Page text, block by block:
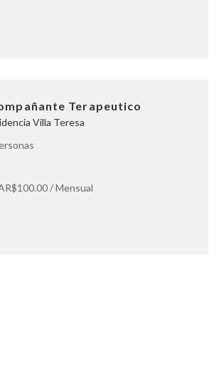
Terapeutico
Villa Teresa
/ Mensual